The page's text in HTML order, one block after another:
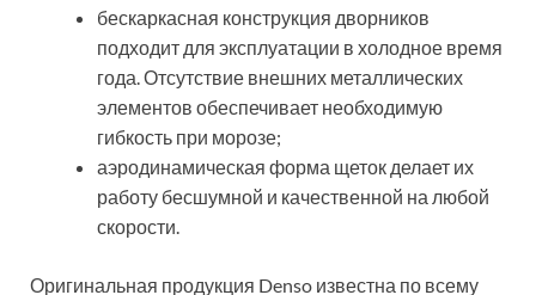
бескаркасная конструкция дворников
подходит для эксплуатации в холодное время
года. Отсутствие внешних металлических
элементов обеспечивает необходимую
гибкость при морозе;
аэродинамическая форма щеток делает их
работу бесшумной и качественной на любой
скорости.
Оригинальная продукция Denso известна по всему